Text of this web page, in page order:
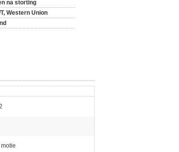
na storting
T, Western Union